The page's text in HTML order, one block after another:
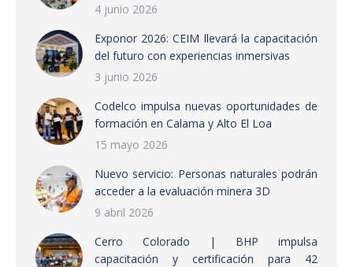
4 junio 2026
Exponor 2026: CEIM llevará la capacitación
del futuro con experiencias inmersivas
3 junio 2026
Codelco impulsa nuevas oportunidades de
formación en Calama y Alto El Loa
15 mayo 2026
Nuevo servicio: Personas naturales podrán
acceder a la evaluación minera 3D
9 abril 2026
Cerro Colorado | BHP impulsa
capacitación y certificación para 42